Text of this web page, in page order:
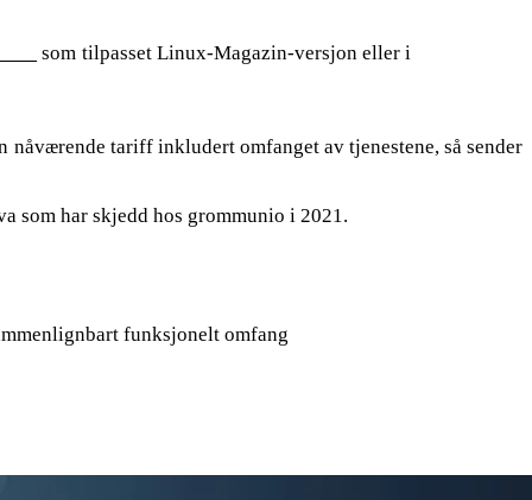
som tilpasset Linux-Magazin-versjon eller i
nåværende tariff inkludert omfanget av tjenestene, så sender
som har skjedd hos grommunio i 2021.
funksjonelt omfang